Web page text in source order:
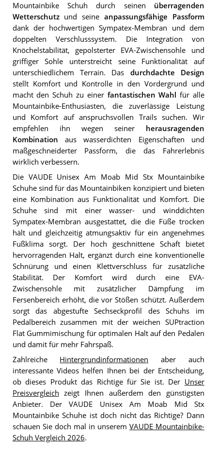
Mountainbike Schuh durch seinen überragenden
Wetterschutzund seineanpassungsfähige Passform
dank der hochwertigen Sympatex-Membran und dem
doppelten Verschlusssystem. Die Integration von
Knöchelstabilität, gepolsterter EVA-Zwischensohle und
griffiger Sohle unterstreicht seine Funktionalität auf
unterschiedlichem Terrain. Das durchdachte Design
stellt Komfort und Kontrolle in den Vordergrund und
macht den Schuh zu einer fantastischen Wahl
für alle
Mountainbike-Enthusiasten, die zuverlässige Leistung
und Komfort auf anspruchsvollen Trails suchen. Wir
empfehlen ihn wegen seiner
herausragenden
Kombination aus wasserdichten Eigenschaften und
maßgeschneiderter Passform, die das Fahrerlebnis
wirklich verbessern.
Die VAUDE Unisex Am Moab Mid Stx Mountainbike
Schuhe sind für das Mountainbiken konzipiert und bieten
eine Kombination aus Funktionalität und Komfort. Die
Schuhe sind mit einer wasser- und winddichten
Sympatex-Membran ausgestattet, die die Füße trocken
hält und gleichzeitig atmungsaktiv für ein angenehmes
Fußklima sorgt. Der hoch geschnittene Schaft bietet
hervorragenden Halt, ergänzt durch eine konventionelle
Schnürung und einen Klettverschluss für zusätzliche
Stabilität. Der Komfort wird durch eine EVA-
Zwischensohle mit zusätzlicher Dämpfung im
Fersenbereich erhöht, die vor Stößen schützt. Außerdem
sorgt das abgestufte Sechseckprofil des Schuhs im
Pedalbereich zusammen mit der weichen SUPtraction
Flat Gummimischung für optimalen Halt auf den Pedalen
und damit für mehr Fahrspaß.
Zahlreiche Hintergrundinformationen aber auch
interessante Videos helfen Ihnen bei der Entscheidung,
ob dieses Produkt das Richtige für Sie ist. Der Unser
Preisvergleich zeigt Ihnen außerdem den günstigsten
Anbieter. Der VAUDE Unisex Am Moab Mid Stx
Mountainbike Schuhe ist doch nicht das Richtige? Dann
schauen Sie doch mal in unserem VAUDE Mountainbike-
Schuh Vergleich 2026.